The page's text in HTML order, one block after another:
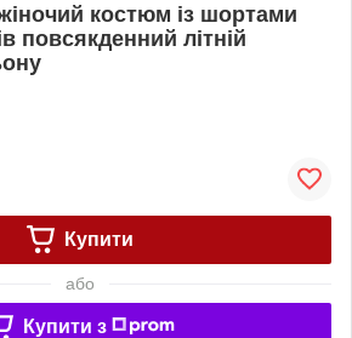
костюм із шортами
повсякденний літній
Купити
або
Купити з